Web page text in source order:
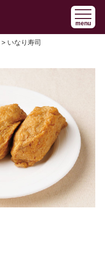
menu
> いなり寿司